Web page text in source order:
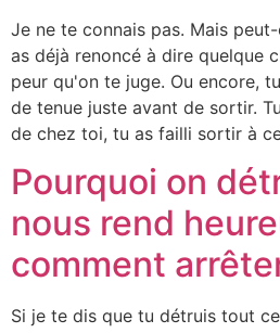
Je ne te connais pas. Mais
as déjà renoncé à dire quelque
peur qu'on te juge. Ou encore,
de tenue juste avant de sortir.
de chez toi, tu as failli sortir à
Pourquoi on
nous rend
comment
Si je te dis que tu détruis tout